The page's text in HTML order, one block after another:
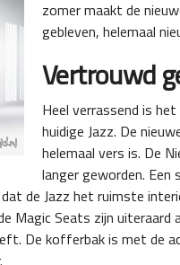
zomer maakt de
gebleven, helemaal
Vertrouwd
Heel verrassend is
huidige Jazz. De
helemaal vers is. De
langer geworden.
de Jazz het ruimste
Magic Seats zijn
De kofferbak is met de